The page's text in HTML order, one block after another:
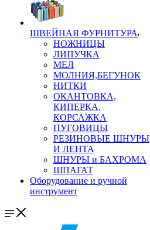
ШВЕЙНАЯ ФУРНИТУРА
НОЖНИЦЫ
ЛИПУЧКА
МЕЛ
МОЛНИЯ,БЕГУНОК
НИТКИ
ОКАНТОВКА,
КИПЕРКА,
КОРСАЖКА
ПУГОВИЦЫ
РЕЗИНОВЫЕ ШНУРЫ
И ЛЕНТА
ШНУРЫ и БАХРОМА
ШПАГАТ
Оборудование и ручной
инструмент